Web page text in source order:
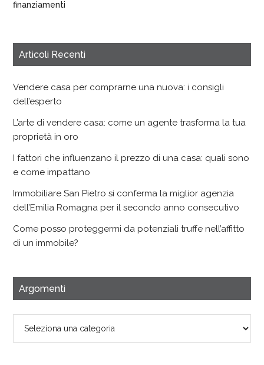
finanziamenti
Articoli Recenti
Vendere casa per comprarne una nuova: i consigli
dell’esperto
L’arte di vendere casa: come un agente trasforma la tua
proprietà in oro
I fattori che influenzano il prezzo di una casa: quali sono
e come impattano
Immobiliare San Pietro si conferma la miglior agenzia
dell’Emilia Romagna per il secondo anno consecutivo
Come posso proteggermi da potenziali truffe nell’affitto
di un immobile?
Argomenti